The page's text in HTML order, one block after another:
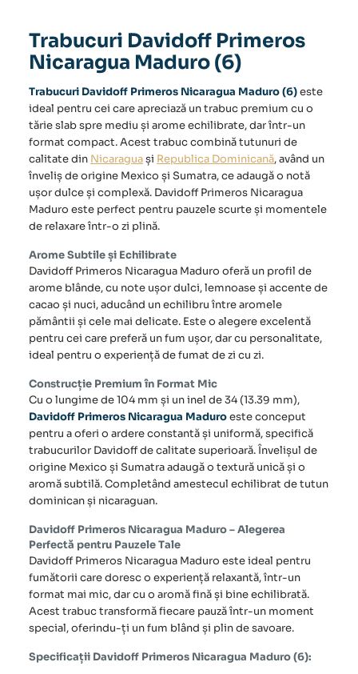
Trabucuri Davidoff Primeros
Nicaragua Maduro (6)
Trabucuri Davidoff Primeros Nicaragua Maduro (6)este
ideal pentru cei care apreciază un trabuc premium cu o
tărie slab spre mediu și arome echilibrate, dar într-un
format compact. Acest trabuc combină tutunuri de
calitate din Nicaraguași Republica Dominicană, având un
înveliș de origine Mexico și Sumatra, ce adaugă o notă
ușor dulce și complexă. Davidoff Primeros Nicaragua
Maduro este perfect pentru pauzele scurte și momentele
de relaxare într-o zi plină.
Arome Subtile și Echilibrate
Davidoff Primeros Nicaragua Maduro oferă un profil de
arome blânde, cu note ușor dulci, lemnoase și accente de
cacao și nuci, aducând un echilibru între aromele
pământii și cele mai delicate. Este o alegere excelentă
pentru cei care preferă un fum ușor, dar cu personalitate,
ideal pentru o experiență de fumat de zi cu zi.
Construcție Premium în Format Mic
Cu o lungime de 104 mm și un inel de 34 (13.39 mm),
Davidoff Primeros Nicaragua Maduroeste conceput
pentru a oferi o ardere constantă și uniformă, specifică
trabucurilor Davidoff de calitate superioară. Învelișul de
origine Mexico și Sumatra adaugă o textură unică și o
aromă subtilă. Completând amestecul echilibrat de tutun
dominican și nicaraguan.
Davidoff Primeros Nicaragua Maduro – Alegerea
Perfectă pentru Pauzele Tale
Davidoff Primeros Nicaragua Maduro este ideal pentru
fumătorii care doresc o experiență relaxantă, într-un
format mai mic, dar cu o aromă fină și bine echilibrată.
Acest trabuc transformă fiecare pauză într-un moment
special, oferindu-ți un fum blând și plin de savoare.
Specificații Davidoff Primeros Nicaragua Maduro (6):